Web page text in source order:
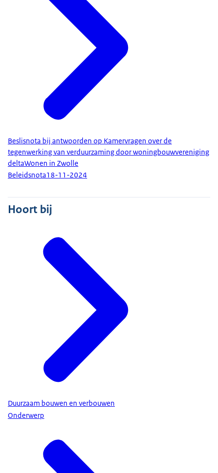
Beslisnota bij antwoorden op Kamervragen over de
tegenwerking van verduurzaming door woningbouwvereniging
deltaWonen in Zwolle
Beleidsnota18-11-2024
Hoort bij
Duurzaam bouwen en verbouwen
Onderwerp